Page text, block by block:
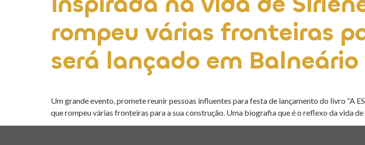
rompeu várias fronteiras
será lançado em
Um grande evento, promete reunir pessoas influentes para festa de lançamento do livro “A
que rompeu várias fronteiras para a sua construção. Uma biografia que é o reflexo da vida